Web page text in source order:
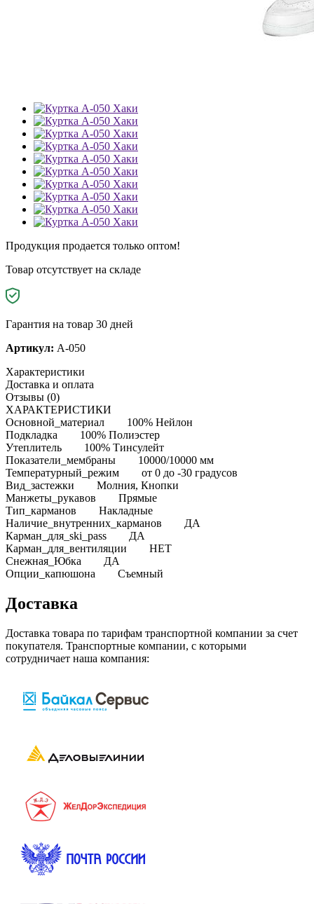
Продукция продается только оптом!
Товар отсутствует на складе
Гарантия на товар 30 дней
Артикул: A-050
Характеристики
Доставка и оплата
Отзывы (0)
ХАРАКТЕРИСТИКИ
Основной_материал 100% Нейлон
Подкладка 100% Полиэстер
Утеплитель 100% Тинсулейт
Показатели_мембраны 10000/10000 мм
Температурный_режим от 0 до -30 градусов
Вид_застежки Молния, Кнопки
Манжеты_рукавов Прямые
Тип_карманов Накладные
Наличие_внутренних_карманов ДА
Карман_для_ski_pass ДА
Карман_для_вентиляции НЕТ
Снежная_Юбка ДА
Опции_капюшона Съемный
Доставка
Доставка товара по тарифам транспортной компании за счет
покупателя. Транспортные компании, с которыми
сотрудничает наша компания: